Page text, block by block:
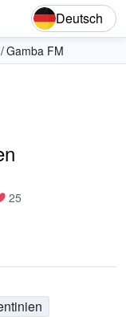
Deutsch
Gamba FM
25